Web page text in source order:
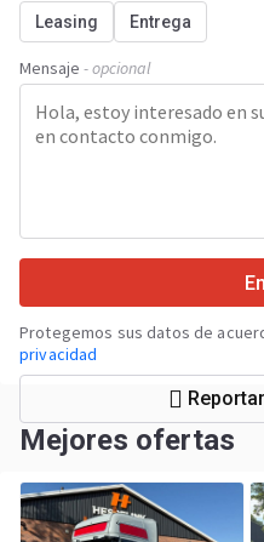
Leasing Entrega
Mensaje - opcional
Protegemos sus datos de
privacidad
Mejores ofertas